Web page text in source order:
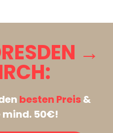
→
besten Preis&
mind. 50€!